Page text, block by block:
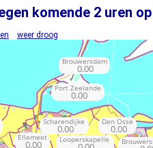
komende 2 uren
weer droog